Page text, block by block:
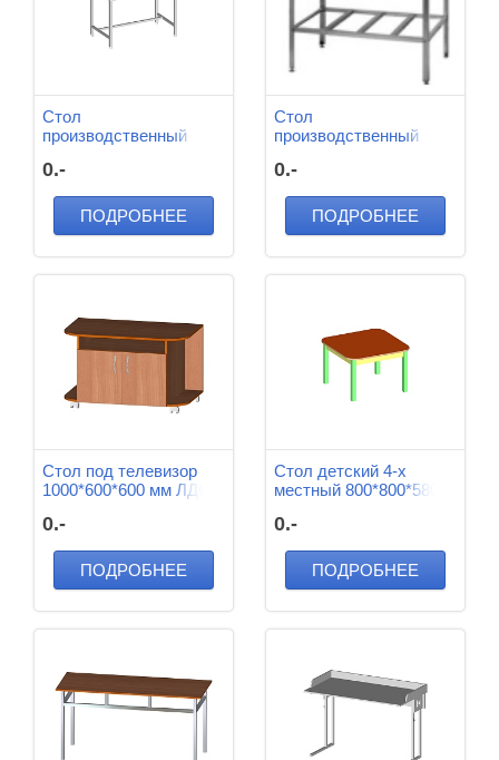
Стол
производственный
0.-
ПОДРОБНЕЕ
Стол
производственный
(Серый), Нерж.Сталь
0.-
ПОДРОБНЕЕ
Стол под телевизор
1000*600*600 мм ЛДСП
0.-
ПОДРОБНЕЕ
Стол детский 4-х
местный 800*800*580
0.-
ПОДРОБНЕЕ